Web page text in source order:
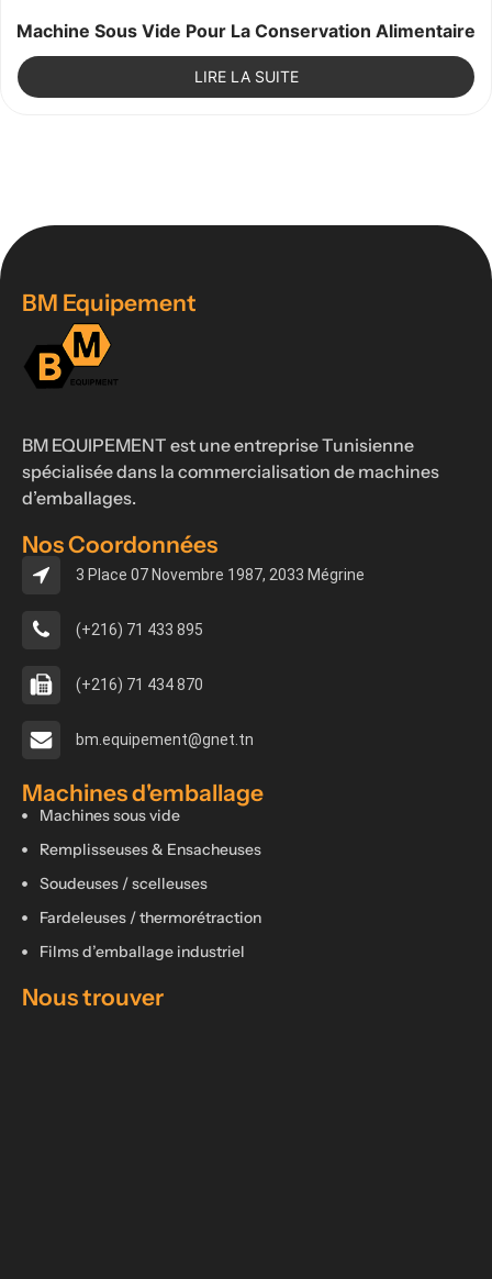
Machine Sous Vide Pour La Conservation Alimentaire
LIRE LA SUITE
BM Equipement
BM EQUIPEMENT est une entreprise Tunisienne
spécialisée dans la commercialisation de machines
d’emballages.
Nos Coordonnées
3 Place 07 Novembre 1987, 2033 Mégrine
(+216) 71 433 895
(+216) 71 434 870
bm.equipement@gnet.tn
Machines d'emballage
Machines sous vide
Remplisseuses & Ensacheuses
Soudeuses / scelleuses
Fardeleuses / thermorétraction
Films d’emballage industriel
Nous trouver